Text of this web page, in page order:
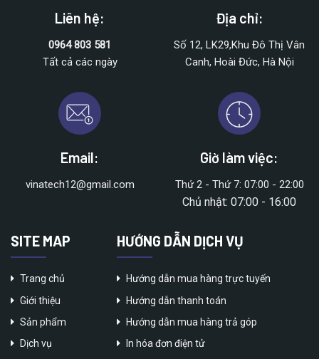
Liên hệ:
0964 803 581
Tất cả các ngày
Địa chỉ:
Số 12, LK29,Khu Đô Thị Vân
Canh, Hoài Đức, Hà Nội
Email:
vinatech12@gmail.com
Giờ làm việc:
Thứ 2 - Thứ 7: 07:00 - 22:00
Chủ nhật: 07:00 - 16:00
SITE MAP
Trang chủ
Giới thiệu
Sản phẩm
Dịch vụ
HƯỚNG DẪN DỊCH VỤ
Hướng dẫn mua hàng trực tuyến
Hướng dẫn thanh toán
Hướng dẫn mua hàng trả góp
In hóa đơn điện tử